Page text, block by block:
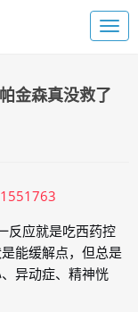
金森真没救了
反应就是吃西药控
能缓解点，但总是
异动症、精神恍